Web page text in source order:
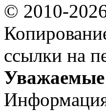
© 2010-
ссылки на
Уважаемые
Информация